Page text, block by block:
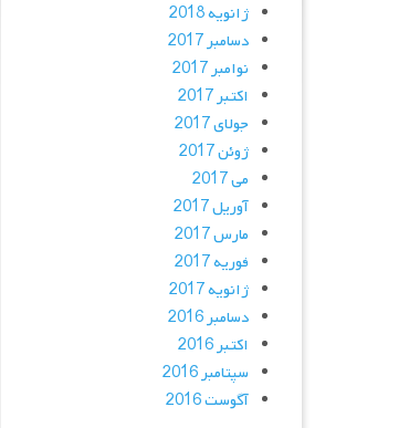
ژانویه 2018
دسامبر 2017
نوامبر 2017
اکتبر 2017
جولای 2017
ژوئن 2017
می 2017
آوریل 2017
مارس 2017
فوریه 2017
ژانویه 2017
دسامبر 2016
اکتبر 2016
سپتامبر 2016
آگوست 2016